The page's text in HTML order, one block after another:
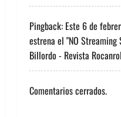
e
e
n
t
Pingback: Este 6 de
estrena el "NO Streaming
Billordo - Revista Rocanrol
Comentarios cerrados.